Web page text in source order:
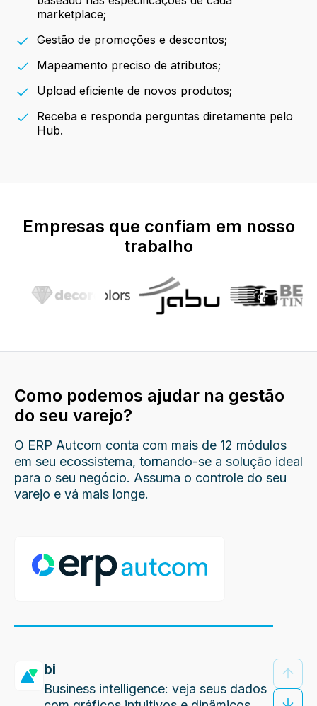
marketplace;
Gestão de promoções e descontos;
Mapeamento preciso de atributos;
Upload eficiente de novos produtos;
Receba e responda perguntas diretamente pelo
Hub.
Empresas que confiam em nosso
trabalho
Como podemos ajudar na gestão
do seu varejo?
O ERP Autcom conta com mais de 12 módulos
em seu ecossistema, tornando-se a solução ideal
para o seu negócio. Assuma o controle do seu
varejo e vá mais longe.
bi
Business intelligence: veja seus dados